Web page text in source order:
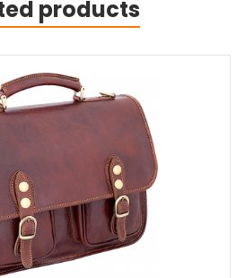
products